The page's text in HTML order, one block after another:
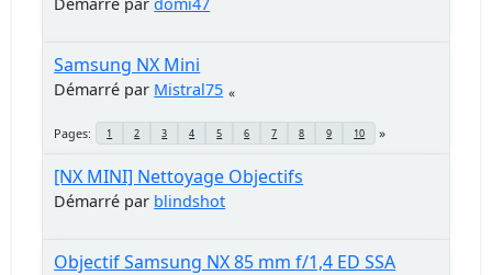
Samsung NX Mini
Démarré par Mistral75
Pages 1 2 3 4 5 6 7 8 9 10
[NX MINI] Nettoyage Objectifs
Démarré par blindshot
Objectif Samsung NX 85 mm f/1,4 ED SSA